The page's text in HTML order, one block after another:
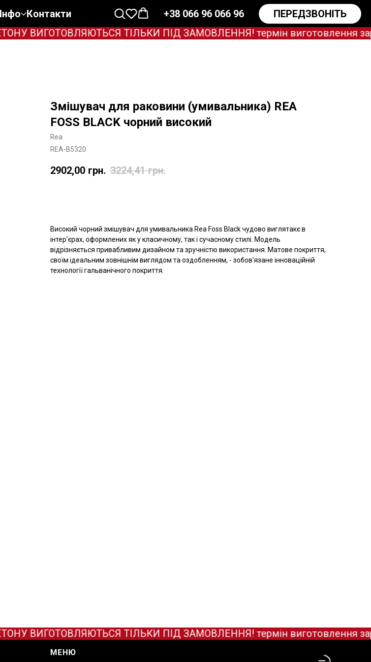
Інфо Контакти +38 066 96 066 96
ПЕРЕДЗВОНІТЬ
ВИГОТОВЛЯЮТЬСЯ ТІЛЬКИ ПІД ЗАМОВЛЕННЯ! термін виготовлення
Змішувач для раковини (умивальника) REA
FOSS BLACK чорний високий
Rea
REA-B5320
2902,00 грн. 3224,41 грн.
Високий чорний змішувач для умивальника Rea Foss Black чудово виглятакє в
інтер'єрах, оформлених як у класичному, так і сучасному стилі. Модель
відрізняється привабливим дизайном та зручністю використання. Матове покриття,
своїм ідеальним зовнішнім виглядом та оздобленням, - зобов'язане інноваційній
технології гальванічного покриття.
ВИГОТОВЛЯЮТЬСЯ ТІЛЬКИ ПІД ЗАМОВЛЕННЯ! термін виготовлення
МЕНЮ